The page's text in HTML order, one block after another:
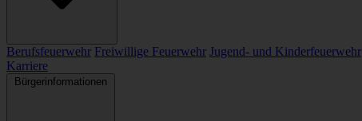
Berufsfeuerwehr Freiwillige Feuerwehr Jugend- und Kinderfeuerwehr
Karriere
Bürgerinformationen